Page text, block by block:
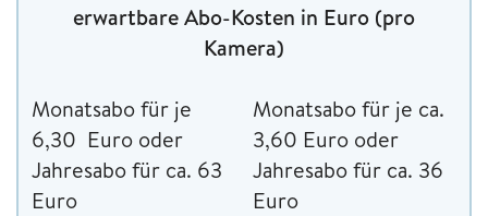
erwartbare Abo-Kosten in Euro (pro
Kamera)
Monatsabo für je
6,30 Euro oder
Jahresabo für ca. 63
Euro
Monatsabo für je ca.
3,60 Euro oder
Jahresabo für ca. 36
Euro